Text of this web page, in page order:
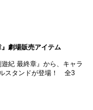
劇場販売アイテム
紀 最終章』から、キャラ
スタンドが登場！ 全3